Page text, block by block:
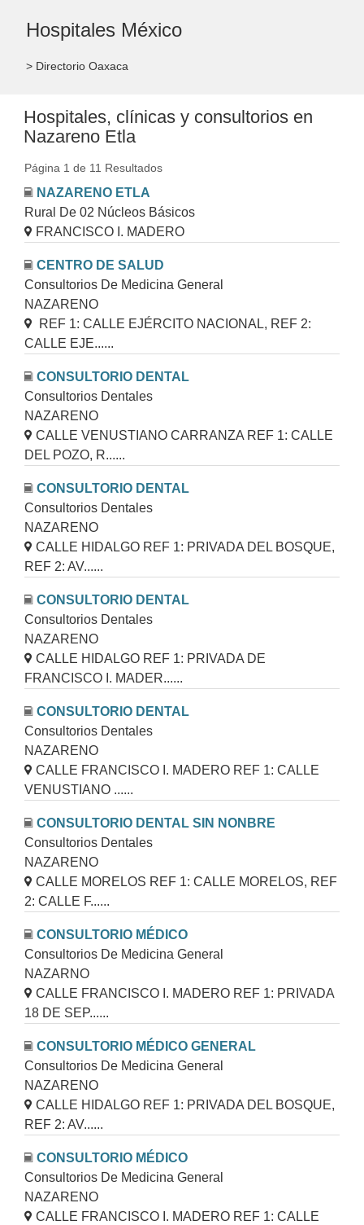
Hospitales México
> Directorio Oaxaca
Hospitales, clínicas y consultorios en
Nazareno Etla
Página 1 de 11 Resultados
NAZARENO ETLA
Rural De 02 Núcleos Básicos
FRANCISCO I. MADERO
CENTRO DE SALUD
Consultorios De Medicina General
NAZARENO
REF 1: CALLE EJÉRCITO NACIONAL, REF 2:
CALLE EJE......
CONSULTORIO DENTAL
Consultorios Dentales
NAZARENO
CALLE VENUSTIANO CARRANZA REF 1: CALLE
DEL POZO, R......
CONSULTORIO DENTAL
Consultorios Dentales
NAZARENO
CALLE HIDALGO REF 1: PRIVADA DEL BOSQUE,
REF 2: AV......
CONSULTORIO DENTAL
Consultorios Dentales
NAZARENO
CALLE HIDALGO REF 1: PRIVADA DE
FRANCISCO I. MADER......
CONSULTORIO DENTAL
Consultorios Dentales
NAZARENO
CALLE FRANCISCO I. MADERO REF 1: CALLE
VENUSTIANO ......
CONSULTORIO DENTAL SIN NONBRE
Consultorios Dentales
NAZARENO
CALLE MORELOS REF 1: CALLE MORELOS, REF
2: CALLE F......
CONSULTORIO MÉDICO
Consultorios De Medicina General
NAZARNO
CALLE FRANCISCO I. MADERO REF 1: PRIVADA
18 DE SEP......
CONSULTORIO MÉDICO GENERAL
Consultorios De Medicina General
NAZARENO
CALLE HIDALGO REF 1: PRIVADA DEL BOSQUE,
REF 2: AV......
CONSULTORIO MÉDICO
Consultorios De Medicina General
NAZARENO
CALLE FRANCISCO I. MADERO REF 1: CALLE